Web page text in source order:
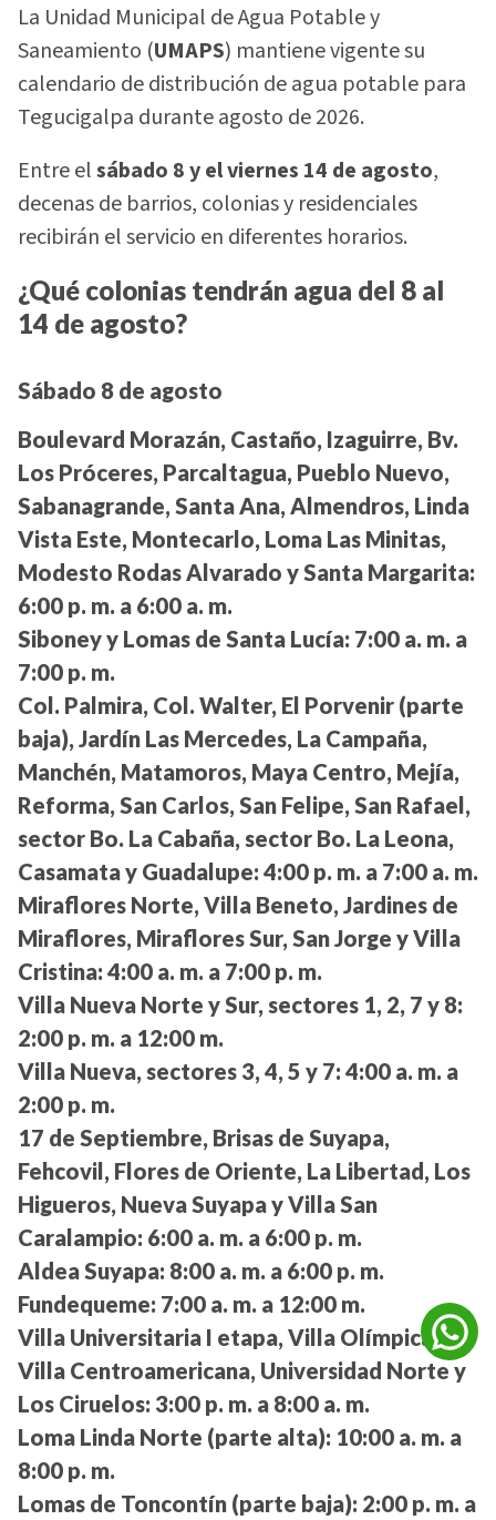
La Unidad Municipal de Agua Potable y
Saneamiento (UMAPS) mantiene vigente su
calendario de distribución de agua potable para
Tegucigalpa durante agosto de 2026.
Entre elsábado 8 y el viernes 14 de agosto,
decenas de barrios, colonias y residenciales
recibirán el servicio en diferentes horarios.
¿Qué colonias tendrán agua del 8 al
14 de agosto?
Sábado 8 de agosto
Boulevard Morazán, Castaño, Izaguirre, Bv.
Los Próceres, Parcaltagua, Pueblo Nuevo,
Sabanagrande, Santa Ana, Almendros, Linda
Vista Este, Montecarlo, Loma Las Minitas,
Modesto Rodas Alvarado y Santa Margarita:
6:00 p. m. a 6:00 a. m.
Siboney y Lomas de Santa Lucía: 7:00 a. m. a
7:00 p. m.
Col. Palmira, Col. Walter, El Porvenir (parte
baja), Jardín Las Mercedes, La Campaña,
Manchén, Matamoros, Maya Centro, Mejía,
Reforma, San Carlos, San Felipe, San Rafael,
sector Bo. La Cabaña, sector Bo. La Leona,
Casamata y Guadalupe: 4:00 p. m. a 7:00 a. m.
Miraflores Norte, Villa Beneto, Jardines de
Miraflores, Miraflores Sur, San Jorge y Villa
Cristina: 4:00 a. m. a 7:00 p. m.
Villa Nueva Norte y Sur, sectores 1, 2, 7 y 8:
2:00 p. m. a 12:00 m.
Villa Nueva, sectores 3, 4, 5 y 7: 4:00 a. m. a
2:00 p. m.
17 de Septiembre, Brisas de Suyapa,
Fehcovil, Flores de Oriente, La Libertad, Los
Higueros, Nueva Suyapa y Villa San
Caralampio: 6:00 a. m. a 6:00 p. m.
Aldea Suyapa: 8:00 a. m. a 6:00 p. m.
Fundequeme: 7:00 a. m. a 12:00 m.
Villa Universitaria I etapa, Villa Olímpica,
Villa Centroamericana, Universidad Norte y
Los Ciruelos: 3:00 p. m. a 8:00 a. m.
Loma Linda Norte (parte alta): 10:00 a. m. a
8:00 p. m.
Lomas de Toncontín (parte baja): 2:00 p. m. a